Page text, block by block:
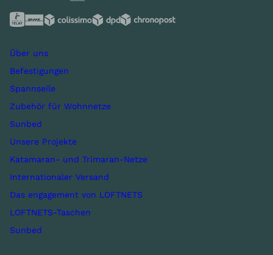
Über uns
Befestigungen
Spannseile
Zubehör für Wohnnetze
Sunbed
Unsere Projekte
Katamaran- und Trimaran-Netze
Internationaler Versand
Das engagement von LOFTNETS
LOFTNETS-Taschen
Sunbed